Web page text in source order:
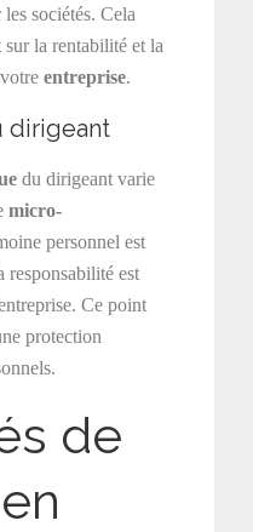
sociétés. Cela
la rentabilité et la
votreentreprise.
dirigeant
du dirigeant varie
micro-
personnel est
est
Ce point
protection
de